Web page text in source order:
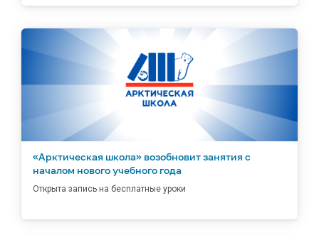
«Арктическая школа» возобновит занятия с
началом нового учебного года
Открыта запись на бесплатные уроки